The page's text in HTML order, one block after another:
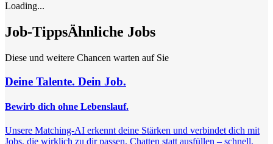
Loading...
Job-TippsÄhnliche Jobs
Diese und weitere Chancen warten auf Sie
Deine Talente. Dein Job.
Bewirb dich ohne Lebenslauf.
Unsere Matching-AI erkennt deine Stärken und verbindet dich mit
Jobs, die wirklich zu dir passen. Chatten statt ausfüllen – schnell,